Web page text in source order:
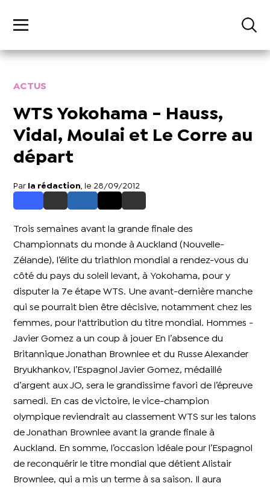
ACTUS
WTS Yokohama - Hauss,
Vidal, Moulai et Le Corre au
départ
Par la rédaction , le 28/09/2012
Trois semaines avant la grande finale des
Championnats du monde à Auckland (Nouvelle-
Zélande), l’élite du triathlon mondial a rendez-vous du
côté du pays du soleil levant, à Yokohama, pour y
disputer la 7e étape WTS. Une avant-dernière manche
qui se pourrait bien être décisive, notamment chez les
femmes, pour l'attribution du titre mondial. Hommes -
Javier Gomez a un coup à jouer En l’absence du
Britannique Jonathan Brownlee et du Russe Alexander
Bryukhankov, l’Espagnol Javier Gomez, médaillé
d’argent aux JO, sera le grandissime favori de l’épreuve
samedi. En cas de victoire, le vice-champion
olympique reviendrait au classement WTS sur les talons
de Jonathan Brownlee avant la grande finale à
Auckland. En somme, l’occasion idéale pour l’Espagnol
de reconquérir le titre mondial que détient Alistair
Brownlee, qui a mis un terme à sa saison. Il aura